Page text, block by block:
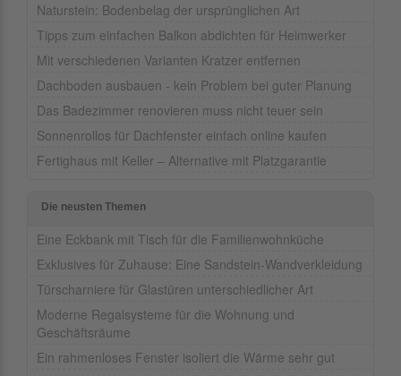
Naturstein: Bodenbelag der ursprünglichen Art
Tipps zum einfachen Balkon abdichten für Heimwerker
Mit verschiedenen Varianten Kratzer entfernen
Dachboden ausbauen - kein Problem bei guter Planung
Das Badezimmer renovieren muss nicht teuer sein
Sonnenrollos für Dachfenster einfach online kaufen
Fertighaus mit Keller – Alternative mit Platzgarantie
Die neusten Themen
Eine Eckbank mit Tisch für die Familienwohnküche
Exklusives für Zuhause: Eine Sandstein-Wandverkleidung
Türscharniere für Glastüren unterschiedlicher Art
Moderne Regalsysteme für die Wohnung und
Geschäftsräume
Ein rahmenloses Fenster isoliert die Wärme sehr gut